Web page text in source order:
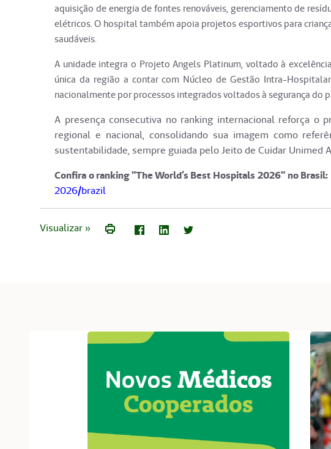
aquisição de energia de fontes renováveis, gerenciamento de
elétricos. O hospital também apoia projetos esportivos para
saudáveis.
A unidade integra o Projeto Angels Platinum, voltado à
única da região a contar com Núcleo de Gestão Intra-
nacionalmente por processos integrados voltados à segurança do
A presença consecutiva no ranking internacional reforça o
regional e nacional, consolidando sua imagem como
sustentabilidade, sempre guiada pelo Jeito de Cuidar Unimed
Confira o ranking "The World’s Best Hospitals 2026" no Brasil:
2026/brazil
Visualizar »